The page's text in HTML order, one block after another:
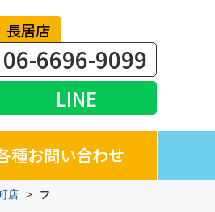
長居店
06-6696-9099
LINE
種お問い合わせ
店 >
フ